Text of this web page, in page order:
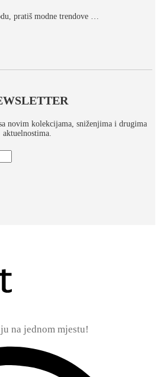
pratiš modne trendove …
novim kolekcijama, sniženjima i drugima
aktuelnostima.
na jednom mjestu!